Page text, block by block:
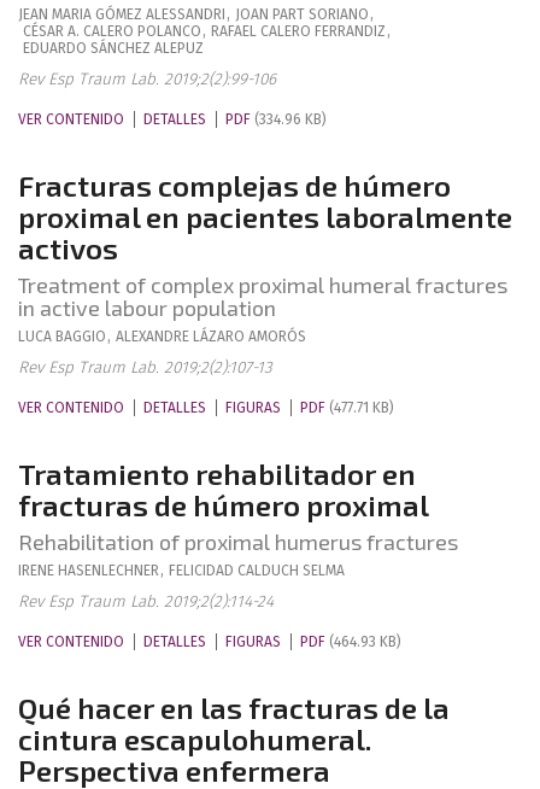
JEAN MARIA GÓMEZ ALESSANDRI , JOAN PART SORIANO ,
CÉSAR A. CALERO POLANCO , RAFAEL CALERO FERRANDIZ ,
EDUARDO SÁNCHEZ ALEPUZ
Rev Esp Traum Lab. 2019;2(2):99-106
VER CONTENIDO DETALLES PDF (334.96 KB)
Fracturas complejas de húmero
proximal en pacientes laboralmente
activos
Treatment of complex proximal humeral fractures
in active labour population
LUCA BAGGIO , ALEXANDRE LÁZARO AMORÓS
Rev Esp Traum Lab. 2019;2(2):107-13
VER CONTENIDO DETALLES FIGURAS PDF (477.71 KB)
Tratamiento rehabilitador en
fracturas de húmero proximal
Rehabilitation of proximal humerus fractures
IRENE HASENLECHNER, FELICIDAD CALDUCH SELMA
Rev Esp Traum Lab. 2019;2(2):114-24
VER CONTENIDO DETALLES FIGURAS PDF (464.93 KB)
Qué hacer en las fracturas de la
cintura escapulohumeral.
Perspectiva enfermera